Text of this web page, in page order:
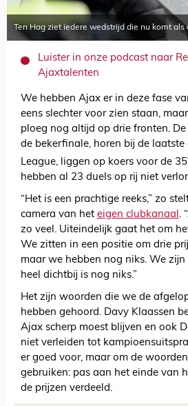
Ten Hag ziet iedere wedstrijd die nu komt
Luister in onze podcast naar
Ajaxtalenten
We hebben Ajax er in deze fase
eens slechter voor zien staan,
ploeg nog altijd op drie fronten.
de bekerfinale, horen bij de laatste
League, liggen op koers voor de 35
hebben al 23 duels op rij niet
“Het is een prachtige reeks,” zo
camera van het eigen clubkanaal.
zo veel. Uiteindelijk gaat het om
We zitten in een positie om drie
maar we hebben nog niks. We
heel dichtbij is nog niks.”
Het zijn woorden die we de
hebben gehoord. Davy Klaassen
Ajax scherp moest blijven en ook
niet verleiden tot
er goed voor, maar om de
gebruiken: pas aan het einde van
de prijzen verdeeld.